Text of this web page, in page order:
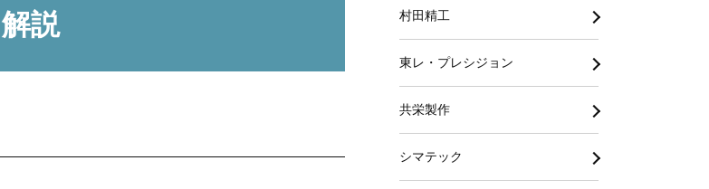
説 村田精工
東レ・プレシジョン
共栄製作
シマテック